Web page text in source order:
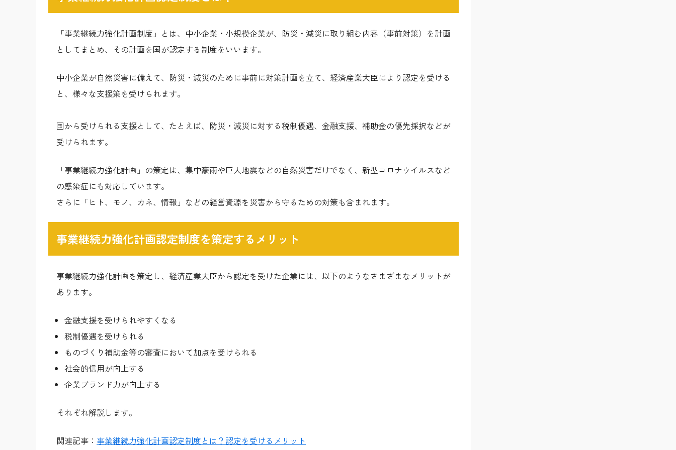
「事業継続力強化計画制度」とは、中小企業・小規模企業が、防災・減災に取り組む内容（事前対策）を計画
としてまとめ、その計画を国が認定する制度をいいます。
中小企業が自然災害に備えて、防災・減災のために事前に対策計画を立て、経済産業大臣により認定を受ける
と、様々な支援策を受けられます。
国から受けられる支援として、たとえば、防災・減災に対する税制優遇、金融支援、補助金の優先採択などが
受けられます。
「事業継続力強化計画」の策定は、集中豪雨や巨大地震などの自然災害だけでなく、新型コロナウイルスなど
の感染症にも対応しています。
さらに「ヒト、モノ、カネ、情報」などの経営資源を災害から守るための対策も含まれます。
事業継続力強化計画認定制度を策定するメリット
事業継続力強化計画を策定し、経済産業大臣から認定を受けた企業には、以下のようなさまざまなメリットが
あります。
金融支援を受けられやすくなる
税制優遇を受けられる
ものづくり補助金等の審査において加点を受けられる
社会的信用が向上する
企業ブランド力が向上する
それぞれ解説します。
関連記事： 事業継続力強化計画認定制度とは？認定を受けるメリット